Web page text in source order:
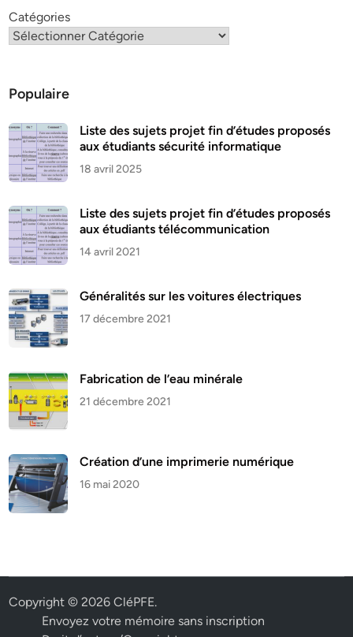
Catégories
Populaire
Liste des sujets projet fin d’études proposés
aux étudiants sécurité informatique
18 avril 2025
Liste des sujets projet fin d’études proposés
aux étudiants télécommunication
14 avril 2021
Généralités sur les voitures électriques
17 décembre 2021
Fabrication de l’eau minérale
21 décembre 2021
Création d’une imprimerie numérique
16 mai 2020
Copyright © 2026CléPFE.
Envoyez votre mémoire sans inscription